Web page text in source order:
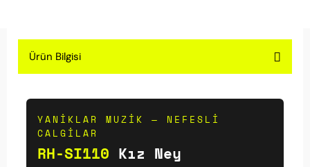
Ürün Bilgisi
YANIKLAR MUZIK — NEFESLI
CALGILAR
RH-SI110 Kız Ney